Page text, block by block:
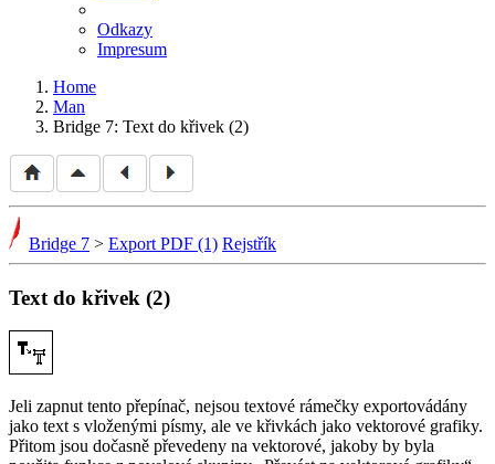
Odkazy
Impresum
Home
Man
Bridge 7: Text do křivek (2)
Bridge 7 > Export PDF (1) Rejstřík
Text do křivek (2)
Je­li zapnut tento přepínač, nejsou textové rámečky exportovádány
jako text s vloženými písmy, ale ve křivkách jako vektorové grafiky.
Přitom jsou dočasně převedeny na vektorové, jakoby by byla